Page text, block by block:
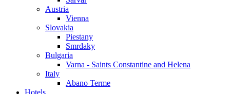
Austria
Vienna
Slovakia
Piestany
Smrdaky
Bulgaria
Varna - Saints Constantine and Helena
Italy
Abano Terme
Hotels